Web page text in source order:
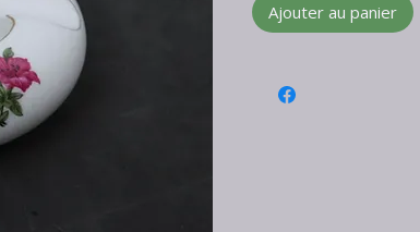
Ajouter au panier